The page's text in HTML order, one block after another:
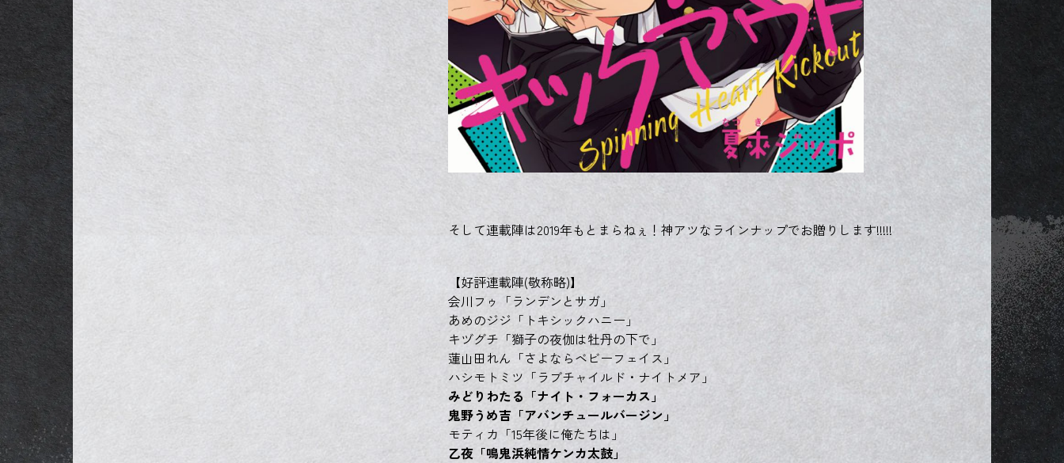
そして連載陣は2019年もとまらねぇ！神アツなラインナップでお贈りします!!!!!
【好評連載陣(敬称略)】
会川フゥ「ランデンとサガ」
あめのジジ「トキシックハニー」
キヅグチ「獅子の夜伽は牡丹の下で」
蓮山田れん「さよならベビーフェイス」
ハシモトミツ「ラブチャイルド・ナイトメア」
みどりわたる「ナイト・フォーカス」
鬼野うめ吉「アバンチュールバージン」
モティカ「15年後に俺たちは」
乙夜「鳴鬼浜純情ケンカ太鼓」